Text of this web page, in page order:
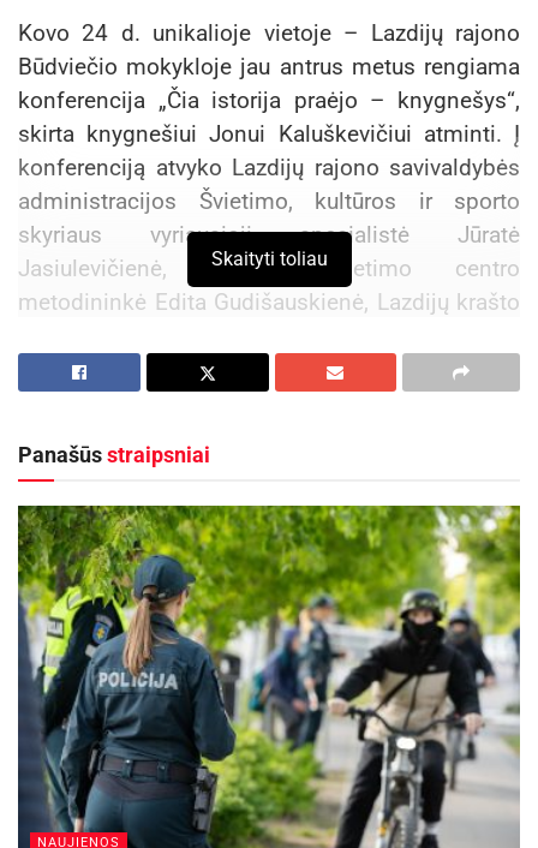
Kovo 24 d. unikalioje vietoje – Lazdijų rajono
Būdviečio mokykloje jau antrus metus rengiama
konferencija „Čia istorija praėjo – knygnešys“,
skirta knygnešiui Jonui Kaluškevičiui atminti. Į
konferenciją atvyko Lazdijų rajono savivaldybės
administracijos Švietimo, kultūros ir sporto
skyriaus vyriausioji specialistė Jūratė
Jasiulevičienė, Lazdijų švietimo centro
metodininkė Edita Gudišauskienė, Lazdijų krašto
Generolo Povilo Plechavičiaus Kadetų mokyklos
Lazdijų rajono mokyklų (Būdviečio, Krosnos,
Šeštokų, Lazdijų, Veisiejų, Seirijų).
Konferenciją įžanginiu žodžiu pradėjo jos
iniciatorė – Lazdijų rajono Būdviečio mokyklos
lietuvių kalbos bei literatūros mokytoja Neringa
Rasiulienė. Jos prasmingi žodžiai visiems
priminė mūsų brangios kalbos svarbą
šiuolaikinio žmogaus gyvenime.
Lazdijų Motiejaus Gustaičio gimnazijos 2 g d
klasės moksleivės Margaritos Rasiulytės
Skaityti toliau
Panašūsstraipsniai
NAUJIENOS